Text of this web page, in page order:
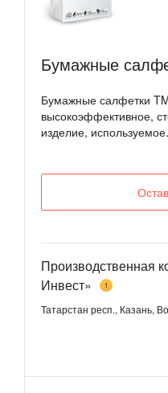
Бумажные
Бумажные салфетки
высокоэффективное,
изделие,
Производственная
Инвест»
1
Татарстан респ., Казань,